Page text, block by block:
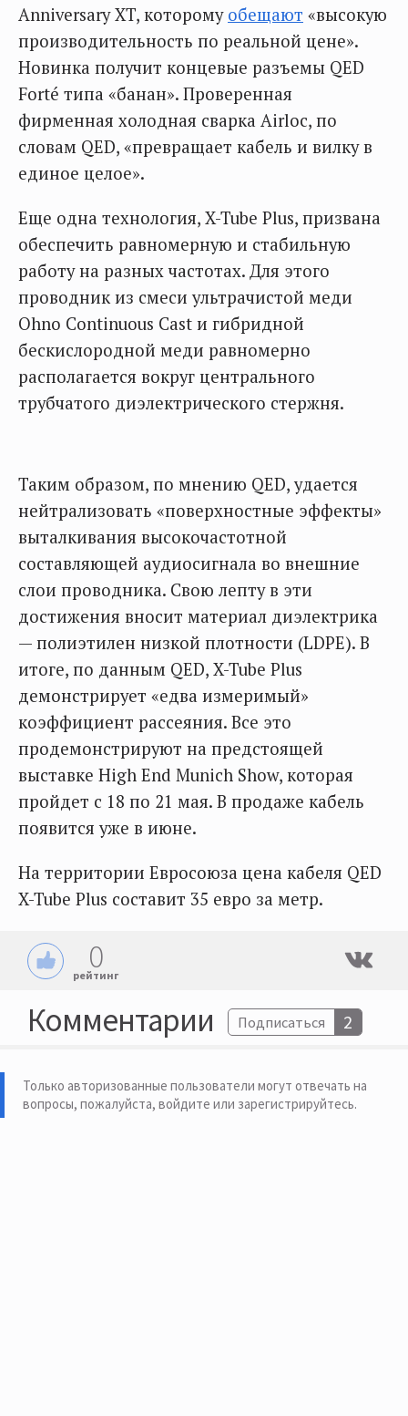
Anniversary XT, которому обещают «высокую
производительность по реальной цене».
Новинка получит концевые разъемы QED
Forté типа «банан». Проверенная
фирменная холодная сварка Airloc, по
словам QED, «превращает кабель и вилку в
единое целое».
Еще одна технология, X-Tube Plus, призвана
обеспечить равномерную и стабильную
работу на разных частотах. Для этого
проводник из смеси ультрачистой меди
Ohno Continuous Cast и гибридной
бескислородной меди равномерно
располагается вокруг центрального
трубчатого диэлектрического стержня.
Таким образом, по мнению QED, удается
нейтрализовать «поверхностные эффекты»
выталкивания высокочастотной
составляющей аудиосигнала во внешние
слои проводника. Свою лепту в эти
достижения вносит материал диэлектрика
— полиэтилен низкой плотности (LDPE). В
итоге, по данным QED, X-Tube Plus
демонстрирует «едва измеримый»
коэффициент рассеяния. Все это
продемонстрируют на предстоящей
выставке High End Munich Show, которая
пройдет с 18 по 21 мая. В продаже кабель
появится уже в июне.
На территории Евросоюза цена кабеля QED
X-Tube Plus составит 35 евро за метр.
0
рейтинг
Комментарии Подписаться 2
Только авторизованные пользователи могут отвечать на
вопросы, пожалуйста, войдите или зарегистрируйтесь.